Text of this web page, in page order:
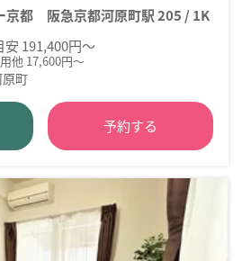
京都 阪急京都河原町駅 205 / 1K
安 191,400円～
他 17,600円～
町
予約する